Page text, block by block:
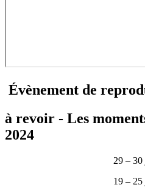
Évènement de
à revoir - Les
2024
29 – 30
19 – 25